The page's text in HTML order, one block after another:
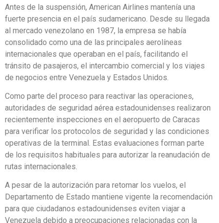
Antes de la suspensión, American Airlines mantenía una
fuerte presencia en el país sudamericano. Desde su llegada
al mercado venezolano en 1987, la empresa se había
consolidado como una de las principales aerolíneas
internacionales que operaban en el país, facilitando el
tránsito de pasajeros, el intercambio comercial y los viajes
de negocios entre Venezuela y Estados Unidos.
Como parte del proceso para reactivar las operaciones,
autoridades de seguridad aérea estadounidenses realizaron
recientemente inspecciones en el aeropuerto de Caracas
para verificar los protocolos de seguridad y las condiciones
operativas de la terminal. Estas evaluaciones forman parte
de los requisitos habituales para autorizar la reanudación de
rutas internacionales.
A pesar de la autorización para retomar los vuelos, el
Departamento de Estado mantiene vigente la recomendación
para que ciudadanos estadounidenses eviten viajar a
Venezuela debido a preocupaciones relacionadas con la